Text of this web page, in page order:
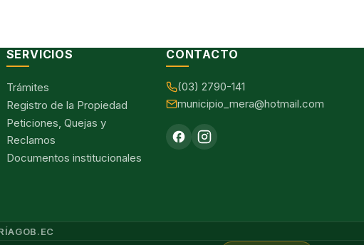
SERVICIOS
Trámites
Registro de la Propiedad
Peticiones, Quejas y
Reclamos
Documentos institucionales
CONTACTO
(03) 2790-141
municipio_mera@hotmail.com
GOB.EC